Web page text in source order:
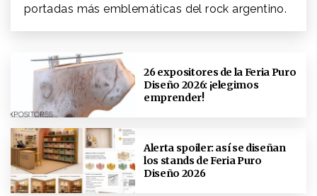
portadas más emblemáticas del rock argentino.
26 expositores de la Feria Puro
Diseño 2026: ¡elegimos
emprender!
Alerta spoiler: así se diseñan
los stands de Feria Puro
Diseño 2026